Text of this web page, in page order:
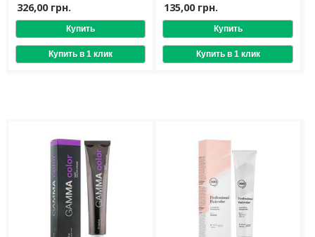
Бренды
О Магазине
Доставка
Оплата
Возврат товара
326,00 грн. 135,00 грн.